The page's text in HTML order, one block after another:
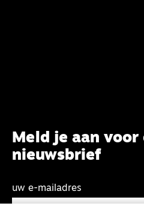
Meld je aan voor
nieuwsbrief
uw e-mailadres